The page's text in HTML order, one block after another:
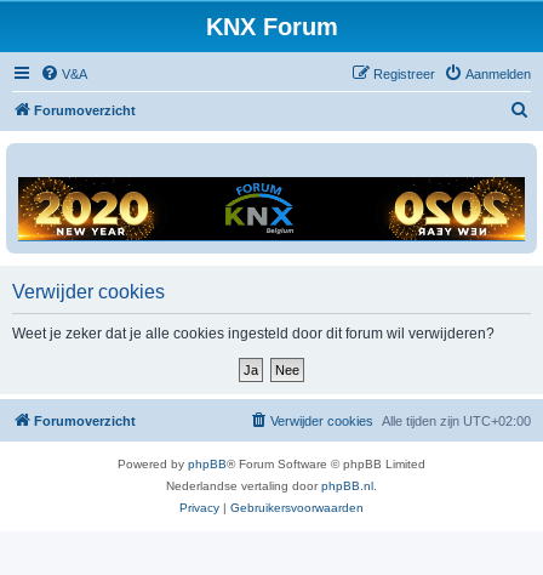
KNX Forum
V&A Aanmelden
Registreer
Forumoverzicht
Verwijder cookies
Weet je zeker dat je alle cookies ingesteld door dit forum wil verwijderen?
Forumoverzicht Alle tijden zijn UTC+02:00
Verwijder cookies
Powered by phpBB® Forum Software © phpBB Limited
Nederlandse vertaling doorphpBB.nl.
Privacy | Gebruikersvoorwaarden